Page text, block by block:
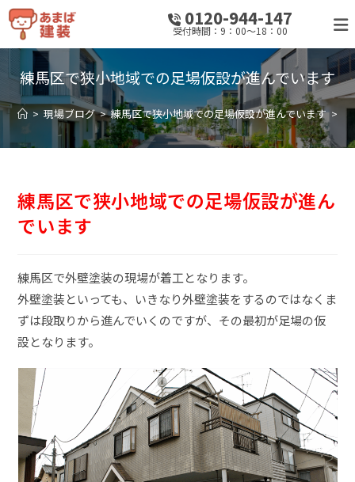
0120-944-147
受付時間：9：00～18：00
練馬区で狭小地域での足場仮設が進んでいます
> 現場ブログ > 練馬区で狭小地域での足場仮設が進んでいます >
練馬区で狭小地域での足場仮設が進ん
でいます
練馬区で外壁塗装の現場が着工となります。
外壁塗装といっても、いきなり外壁塗装をするのではなくま
ずは段取りから進んでいくのですが、その最初が足場の仮
設となります。